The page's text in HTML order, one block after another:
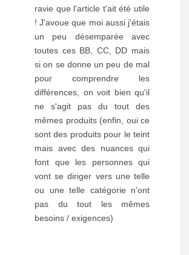
ravie que l'article t'ait été utile
! J'avoue que moi aussi j'étais
un peu désemparée avec
toutes ces BB, CC, DD mais
si on se donne un peu de mal
pour comprendre les
différences, on voit bien qu'il
ne s'agit pas du tout des
mêmes produits (enfin, oui ce
sont des produits pour le teint
mais avec des nuances qui
font que les personnes qui
vont se diriger vers une telle
ou une telle catégorie n'ont
pas du tout les mêmes
besoins / exigences)